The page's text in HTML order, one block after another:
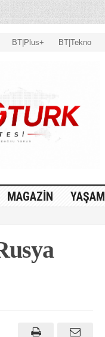
BT|Plus+ BT|Tekno
MAGAZİN YAŞAM